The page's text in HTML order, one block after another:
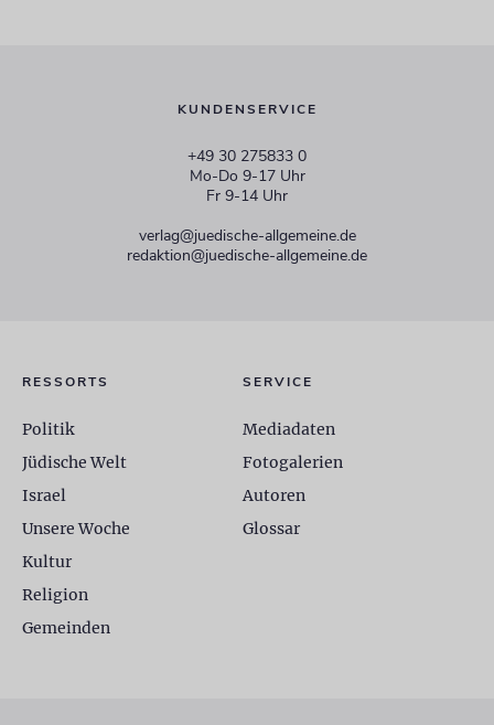
KUNDENSERVICE
+49 30 275833 0
Mo-Do 9-17 Uhr
Fr 9-14 Uhr
verlag@juedische-allgemeine.de
redaktion@juedische-allgemeine.de
RESSORTS
Politik
Jüdische Welt
Israel
Unsere Woche
Kultur
Religion
Gemeinden
SERVICE
Mediadaten
Fotogalerien
Autoren
Glossar